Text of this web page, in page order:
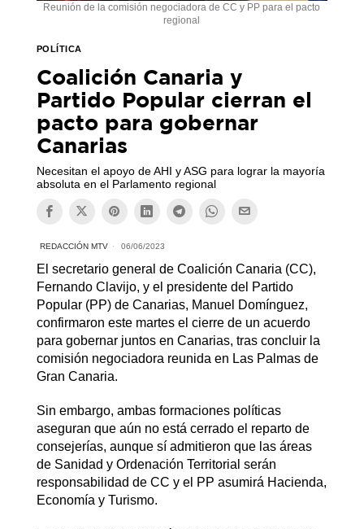
Reunión de la comisión negociadora de CC y PP para el pacto
regional
POLÍTICA
Coalición Canaria y
Partido Popular cierran el
pacto para gobernar
Canarias
Necesitan el apoyo de AHI y ASG para lograr la mayoría
absoluta en el Parlamento regional
REDACCIÓN MTV 06/06/2023
El secretario general de Coalición Canaria (CC),
Fernando Clavijo, y el presidente del Partido
Popular (PP) de Canarias, Manuel Domínguez,
confirmaron este martes el cierre de un acuerdo
para gobernar juntos en Canarias, tras concluir la
comisión negociadora reunida en Las Palmas de
Gran Canaria.
Sin embargo, ambas formaciones políticas
aseguran que aún no está cerrado el reparto de
consejerías, aunque sí admitieron que las áreas
de Sanidad y Ordenación Territorial serán
responsabilidad de CC y el PP asumirá Hacienda,
Economía y Turismo.